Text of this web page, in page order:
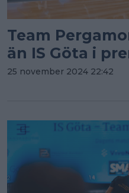
Team
än IS Göta i
25 november 2024 22:42